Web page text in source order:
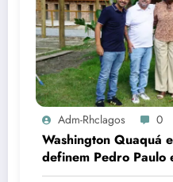
Adm-Rhclagos 0
Washington Quaquá
definem Pedro Paulo
candidatos ao